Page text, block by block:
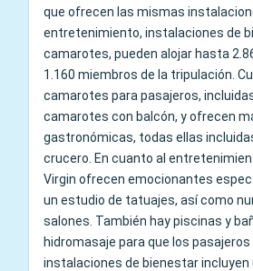
que ofrecen las mismas
entretenimiento, instalaciones de
camarotes, pueden alojar hasta
1.160 miembros de la tripulación.
camarotes para pasajeros,
camarotes con balcón, y ofrecen
gastronómicas, todas ellas
crucero. En cuanto al
Virgin ofrecen emocionantes
un estudio de tatuajes, así como
salones. También hay piscinas y
hidromasaje para que los pasajeros
instalaciones de bienestar incluyen